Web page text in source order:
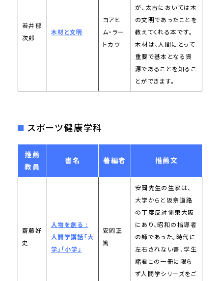
若井郁
次郎
木材と文明
ヨアヒ
ム・ラー
トカウ
が、太古においては木
の文明であったことを
教えてくれる本です。
木材は、人間にとって
重要で基本となる資
源であることを知るこ
とができます。
スポーツ健康学科
推薦
教員
書名 著編者 推薦文
齋藤好
史
人物を創る :
人間学講話「大
学」「小学」
安岡正
篤
安岡先生の生家は、
大学からと阪奈道路
の丁度反対側東大阪
にあり、昭和の指導者
の師であった。時代に
左右されない書、学生
諸君この一冊に限ら
ず人間学シリーズをご